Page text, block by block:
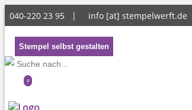
040-220 23 95 | info [at] stempelwerft.de
Stempel selbst gestalten
0